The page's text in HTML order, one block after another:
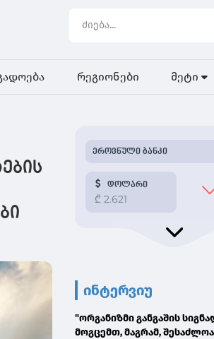
რეგიონები მეტი
ინტერვიუ
"ორგანიზმი განგაშის
მოგცემთ, მაგრამ,